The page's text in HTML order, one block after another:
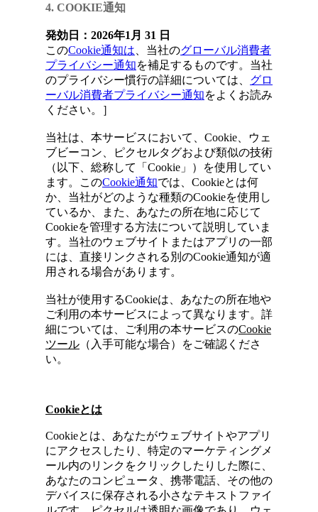
4. COOKIE通知
発効日： 2026年1 月 31 日
このCookie通知は 、当社のグローバル消費者
プライバシー通知を補足するものです。当社
のプライバシー慣行の詳細については、 グロ
ーバル消費者プライバシー通知をよくお読み
ください。］
当社は、本サービスにおいて、Cookie、ウェ
ブビーコン、ピクセルタグおよび類似の技術
（以下、総称して「Cookie」）を使用してい
ます。このCookie通知では、Cookieとは何
か、当社がどのような種類のCookieを使用し
ているか、また、あなたの所在地に応じて
Cookieを管理する方法について説明していま
す。当社のウェブサイトまたはアプリの一部
には、直接リンクされる別のCookie通知が適
用される場合があります。
当社が使用するCookieは、あなたの所在地や
ご利用の本サービスによって異なります。詳
細については、ご利用の本サービスのCookie
ツール （入手可能な場合）をご確認くださ
い。
Cookieとは
Cookieとは、あなたがウェブサイトやアプリ
にアクセスしたり、特定のマーケティングメ
ール内のリンクをクリックしたりした際に、
あなたのコンピュータ、携帯電話、その他の
デバイスに保存される小さなテキストファイ